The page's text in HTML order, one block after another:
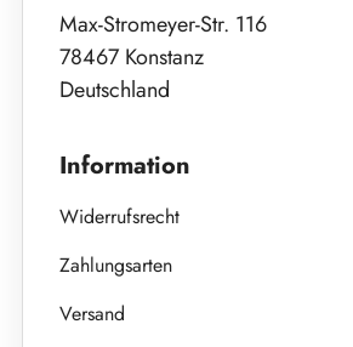
Max-Stromeyer-Str. 116
78467 Konstanz
Deutschland
Information
Widerrufsrecht
Zahlungsarten
Versand